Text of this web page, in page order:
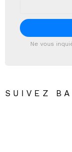
Ne vous
SUIVEZ